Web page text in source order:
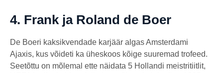
4. Frank ja Roland de Boer
De Boeri kaksikvendade karjäär algas Amsterdami
Ajaxis, kus võideti ka üheskoos kõige suuremad trofeed.
Seetõttu on mõlemal ette näidata 5 Hollandi meistritiitlit,